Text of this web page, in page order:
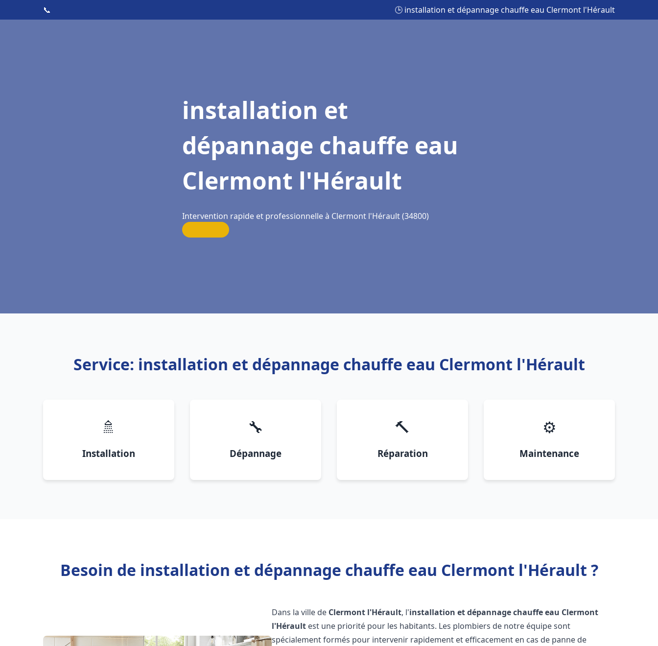
📞 🕒 installation et dépannage chauffe eau Clermont l'Hérault
installation et
dépannage chauffe eau
Clermont l'Hérault
Intervention rapide et professionnelle à Clermont l'Hérault (34800)
Service: installation et dépannage chauffe eau Clermont l'Hérault
🚿
Installation
🔧
Dépannage
🔨
Réparation
⚙️
Maintenance
Besoin de installation et dépannage chauffe eau Clermont l'Hérault ?
Dans la ville de Clermont l'Hérault, l'installation et dépannage chauffe eau Clermont
l'Hérault est une priorité pour les habitants. Les plombiers de notre équipe sont
spécialement formés pour intervenir rapidement et efficacement en cas de panne de